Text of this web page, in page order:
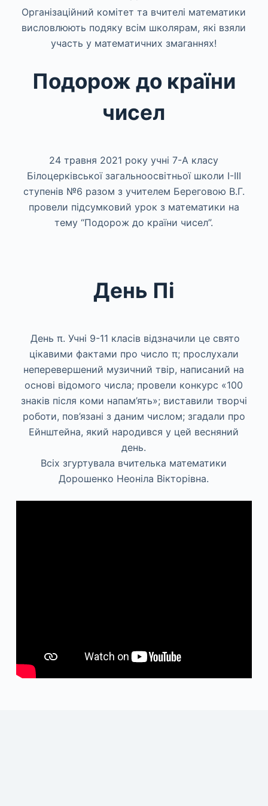
Організаційний комітет та вчителі математики
висловлюють подяку всім школярам, які взяли
участь у математичних змаганнях!
Подорож до країни
чисел
24 травня 2021 року учні 7-А класу
Білоцерківської загальноосвітньої школи І-ІІІ
ступенів №6 разом з учителем Береговою В.Г.
провели підсумковий урок з математики на
тему “Подорож до країни чисел”.
День Пі
День π. Учні 9-11 класів відзначили це свято
цікавими фактами про число π; прослухали
неперевершений музичний твір, написаний на
основі відомого числа; провели конкурс «100
знаків після коми напам’ять»; виставили творчі
роботи, пов’язані з даним числом; згадали про
Ейнштейна, який народився у цей весняний
день.
Всіх згуртувала вчителька математики
Дорошенко Неоніла Вікторівна.